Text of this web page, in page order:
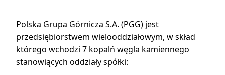
Polska Grupa Górnicza S.A. (PGG) jest
przedsiębiorstwem wielooddziałowym, w skład
którego wchodzi 7 kopalń węgla kamiennego
stanowiących oddziały spółki: